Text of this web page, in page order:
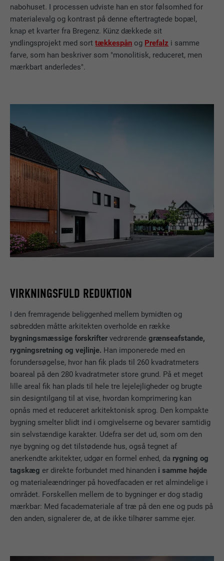
nabohuset. I processen udviste han en stor følsomhed for
materialevalg og kontrast på denne eftertragtede bopæl,
knap et kvarter fra Bregenz. Künz dækkede sit
yndlingsprojekt med sorttækkespån og Prefalz i samme
farve, som han beskriver som "monolitisk, reduceret, men
mærkbart anderledes".
VIRKNINGSFULD REDUKTION
I den fremragende beliggenhed mellem bymidten og
søbredden måtte arkitekten overholde en række
bygningsmæssige forskriftervedrørendegrænseafstande,
rygningsretning og vejlinje. Han imponerede med en
forundersøgelse, hvor han fik plads til 260 kvadratmeters
boareal på den 280 kvadratmeter store grund. På et meget
lille areal fik han plads til hele tre lejelejligheder og brugte
sin designtilgang til at vise, hvordan komprimering kan
opnås med et reduceret arkitektonisk sprog. Den kompakte
bygning smelter blidt ind i omgivelserne og bevarer samtidig
sin selvstændige karakter. Udefra ser det ud, som om den
nye bygning og det tilstødende hus, også tegnet af
anerkendte arkitekter, udgør en formel enhed, da rygning og
tagskæg er direkte forbundet med hinanden i samme højde
og materialeændringer på hovedfacaden er ret almindelige i
området. Forskellen mellem de to bygninger er dog stadig
mærkbar: Med facademateriale af træ på den ene og puds på
den anden, signalerer de, at de ikke tilhører samme ejer.